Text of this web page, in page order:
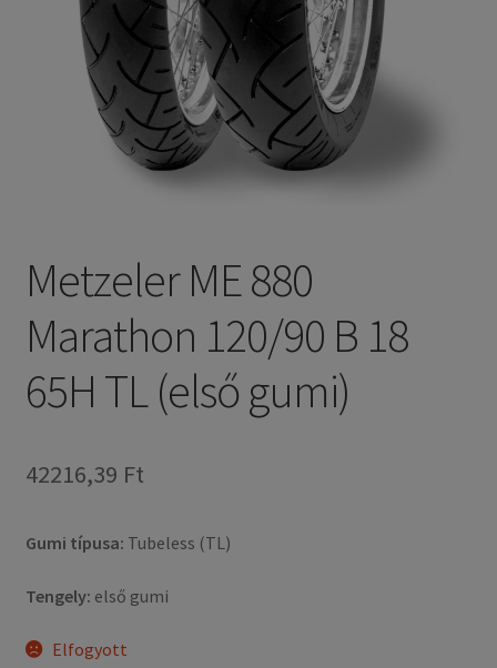
Metzeler ME 880
Marathon 120/90 B 18
65H TL (első gumi)
42216,39 Ft
Gumi típusa: Tubeless (TL)
Tengely: első gumi
Elfogyott